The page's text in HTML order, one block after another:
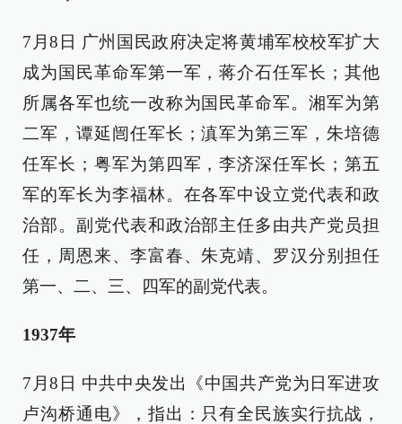
7月8日 广州国民政府决定将黄埔军校校军扩大
成为国民革命军第一军，蒋介石任军长；其他
所属各军也统一改称为国民革命军。湘军为第
二军，谭延闿任军长；滇军为第三军，朱培德
任军长；粤军为第四军，李济深任军长；第五
军的军长为李福林。在各军中设立党代表和政
治部。副党代表和政治部主任多由共产党员担
任，周恩来、李富春、朱克靖、罗汉分别担任
第一、二、三、四军的副党代表。
1937年
7月8日 中共中央发出《中国共产党为日军进攻
卢沟桥通电》，指出：只有全民族实行抗战，